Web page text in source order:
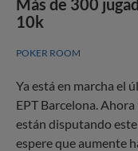
Más de 300
10k
POKER ROOM
Ya está en marcha el
EPT Barcelona.
están disputando
espere que aumente